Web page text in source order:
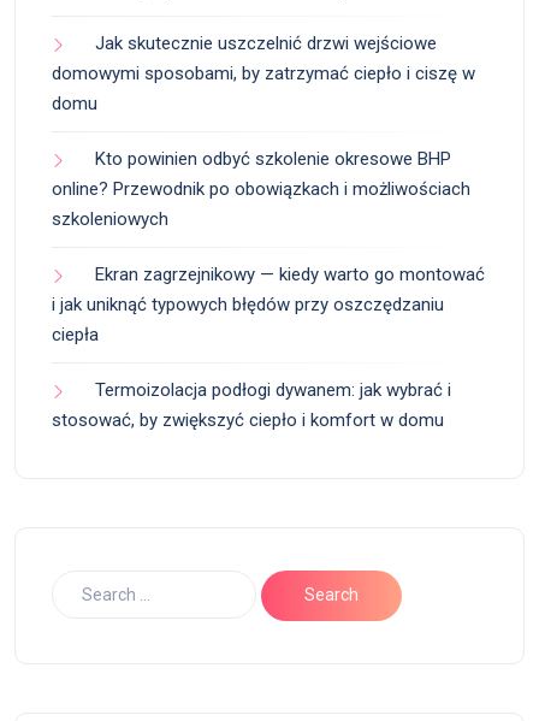
Jak skutecznie uszczelnić drzwi wejściowe
domowymi sposobami, by zatrzymać ciepło i ciszę w
domu
Kto powinien odbyć szkolenie okresowe BHP
online? Przewodnik po obowiązkach i możliwościach
szkoleniowych
Ekran zagrzejnikowy — kiedy warto go montować
i jak uniknąć typowych błędów przy oszczędzaniu
ciepła
Termoizolacja podłogi dywanem: jak wybrać i
stosować, by zwiększyć ciepło i komfort w domu